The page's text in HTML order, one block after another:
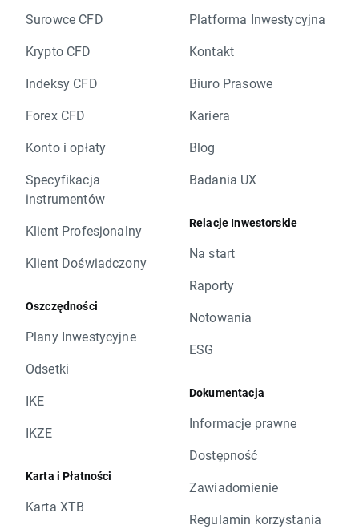
Surowce CFD
Krypto CFD
Indeksy CFD
Forex CFD
Konto i opłaty
Specyfikacja
instrumentów
Klient Profesjonalny
Klient Doświadczony
Oszczędności
Plany Inwestycyjne
Odsetki
IKE
IKZE
Karta i Płatności
Karta XTB
Platforma Inwestycyjna
Kontakt
Biuro Prasowe
Kariera
Blog
Badania UX
Relacje Inwestorskie
Na start
Raporty
Notowania
ESG
Dokumentacja
Informacje prawne
Dostępność
Zawiadomienie
Regulamin korzystania